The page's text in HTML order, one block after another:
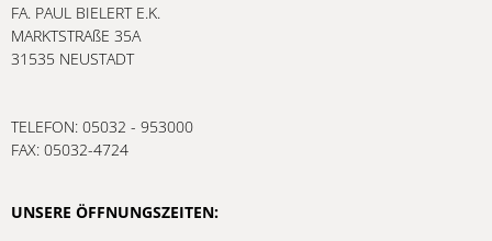
FA. PAUL BIELERT E.K.
MARKTSTRAßE 35A
31535 NEUSTADT
TELEFON: 05032 - 953000
FAX: 05032-4724
UNSERE ÖFFNUNGSZEITEN: